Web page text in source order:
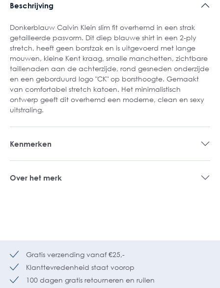
Beschrijving
Donkerblauw Calvin Klein slim fit overhemd in een strak
getailleerde pasvorm. Dit diep blauwe shirt in een 2-ply
stretch, heeft geen borstzak en is uitgevoerd met lange
mouwen, kleine Kent kraag, smalle manchetten, zichtbare
taillenaden aan de achterzijde, rond gesneden onderzijde
en een geborduurd logo "CK" op borsthoogte. Gemaakt
van comfortabel stretch katoen. Het minimalistisch
ontwerp geeft dit overhemd een moderne, clean en sexy
uitstraling.
Kenmerken
Over het merk
Gratis verzending vanaf €25,-
Klanttevredenheid staat voorop
100 dagen gratis retourneren en ruilen